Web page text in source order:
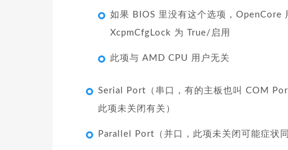
如果 BIOS 里没有这个选项，
XcpmCfgLock 为 True/启用
此项与 AMD CPU 用户无关
Serial Port（串口，有的主板也叫 COM
此项未关闭有关）
Parallel Port（并口，此项未关闭可能症状同